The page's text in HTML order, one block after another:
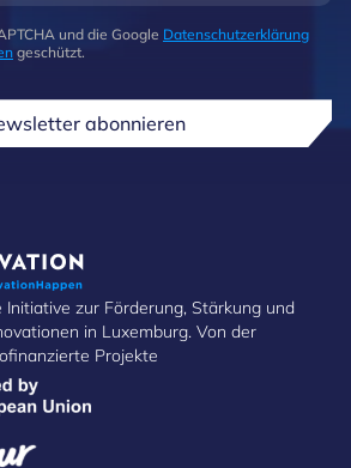
und die Google Datenschutzerklärung
geschützt.
abonnieren
zur Förderung, Stärkung und
in Luxemburg. Von der
Projekte